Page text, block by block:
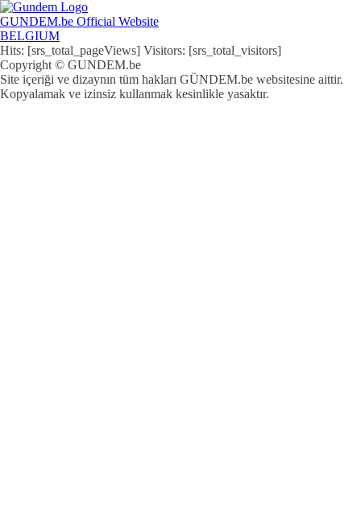
GUNDEM.be Official Website
BELGIUM
Hits: [srs_total_pageViews] Visitors: [srs_total_visitors]
Copyright © GUNDEM.be
Site içeriği ve dizaynın tüm hakları GÜNDEM.be websitesine aittir.
Kopyalamak ve izinsiz kullanmak kesinlikle yasaktır.